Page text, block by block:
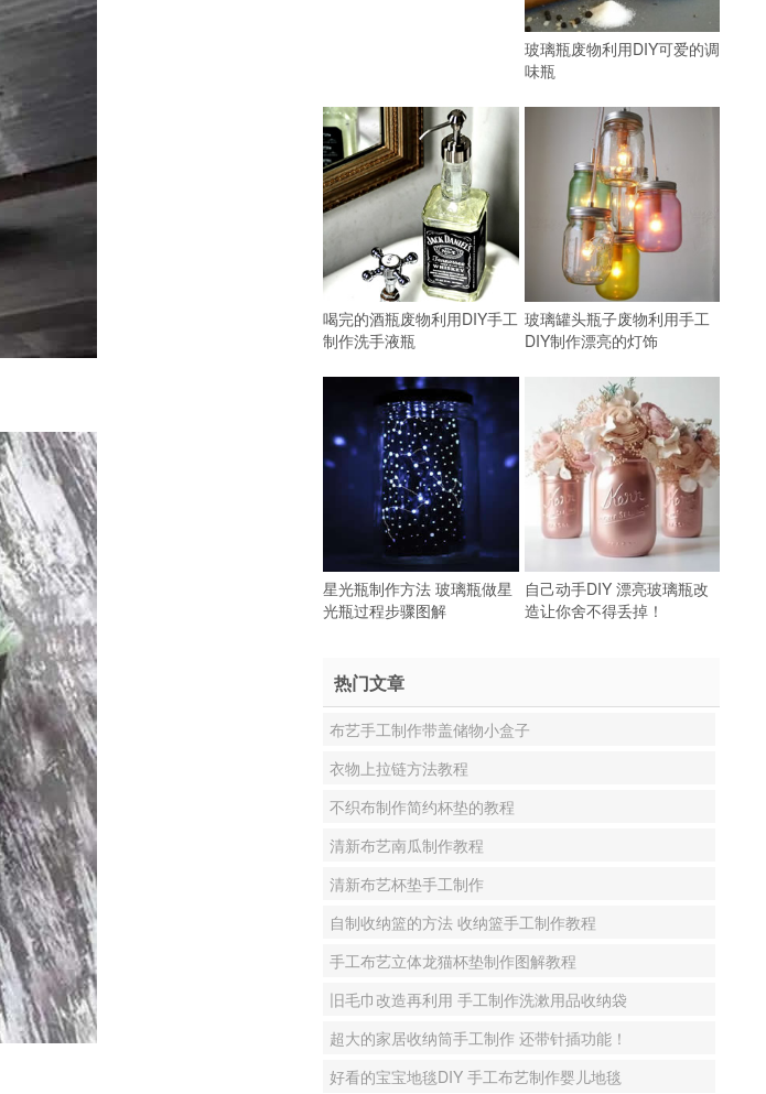
玻璃瓶废物利用DIY可爱的调
味瓶
喝完的酒瓶废物利用DIY手工
制作洗手液瓶
玻璃罐头瓶子废物利用手工
DIY制作漂亮的灯饰
星光瓶制作方法 玻璃瓶做星
光瓶过程步骤图解
自己动手DIY 漂亮玻璃瓶改
造让你舍不得丢掉！
热门文章
布艺手工制作带盖储物小盒子
衣物上拉链方法教程
不织布制作简约杯垫的教程
清新布艺南瓜制作教程
清新布艺杯垫手工制作
自制收纳篮的方法 收纳篮手工制作教程
手工布艺立体龙猫杯垫制作图解教程
旧毛巾改造再利用 手工制作洗漱用品收纳袋
超大的家居收纳筒手工制作 还带针插功能！
好看的宝宝地毯DIY 手工布艺制作婴儿地毯